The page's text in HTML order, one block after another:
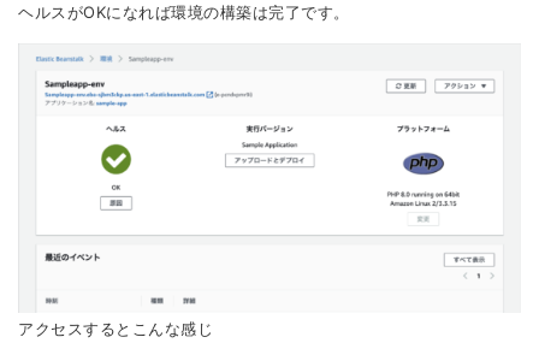
ヘルスがOKになれば環境の構築は完了です。
アクセスするとこんな感じ